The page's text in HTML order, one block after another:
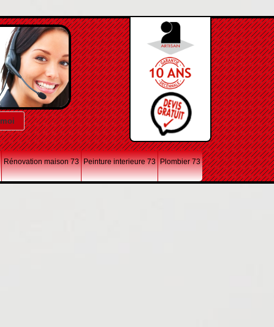
Rénovation maison 73 Peinture interieure 73 Plombier 73